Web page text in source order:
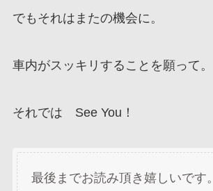
でもそれはまたの機会に。
車内がスッキリすることを願って。
それでは See You！
最後までお読み頂き嬉しいです。